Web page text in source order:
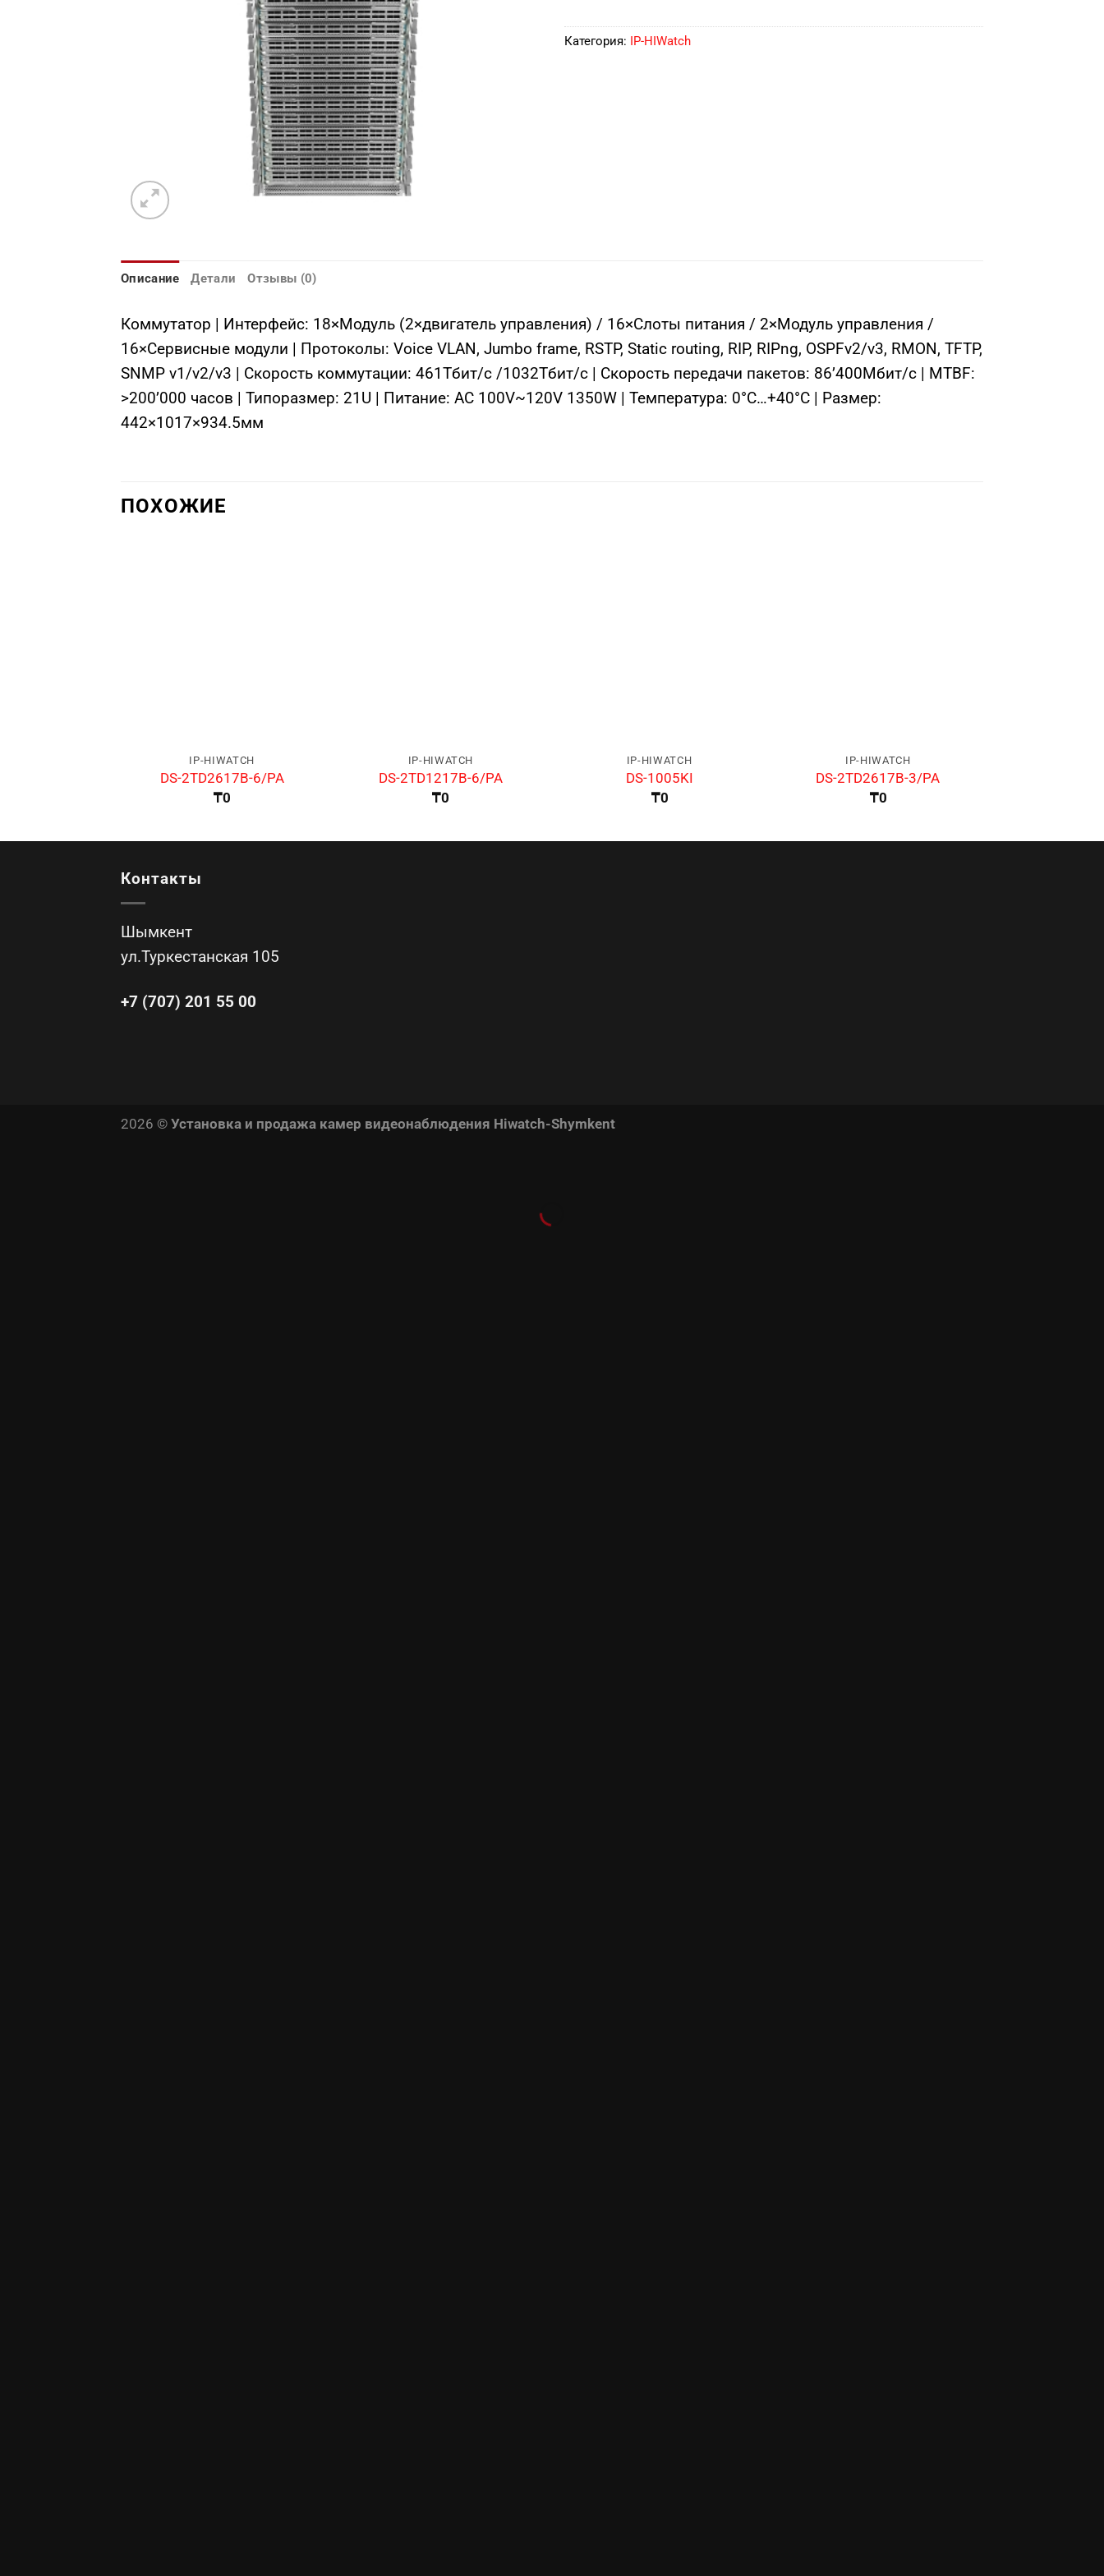
Категория: IP-HIWatch
Описание Детали Отзывы (0)
Коммутатор | Интерфейс: 18×Модуль (2×двигатель управления) / 16×Слоты питания / 2×Модуль управления /
16×Сервисные модули | Протоколы: Voice VLAN, Jumbo frame, RSTP, Static routing, RIP, RIPng, OSPFv2/v3, RMON, TFTP,
SNMP v1/v2/v3 | Скорость коммутации: 461Тбит/с /1032Тбит/с | Скорость передачи пакетов: 86’400Мбит/с | MTBF:
>200’000 часов | Типоразмер: 21U | Питание: AC 100V~120V 1350W | Температура: 0°C…+40°C | Размер:
442×1017×934.5мм
ПОХОЖИЕ
IP-HIWATCH
DS-2TD2617B-6/PA
₸0
IP-HIWATCH
DS-2TD1217B-6/PA
₸0
IP-HIWATCH
DS-1005KI
₸0
IP-HIWATCH
DS-2TD2617B-3/PA
₸0
Контакты
Шымкент
ул.Туркестанская 105
+7 (707) 201 55 00
2026 © Установка и продажа камер видеонаблюдения Hiwatch-Shymkent